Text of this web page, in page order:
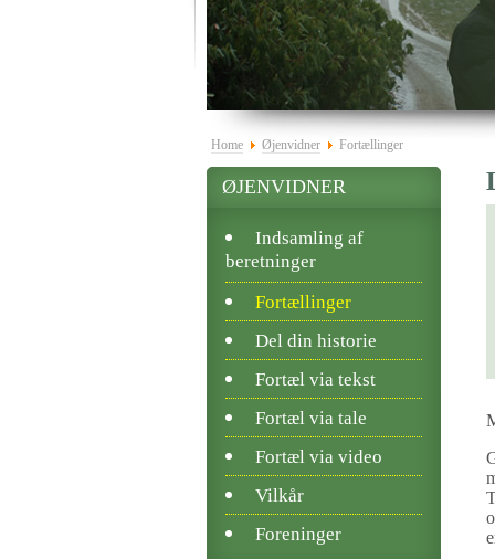
Home Øjenvidner Fortællinger
ØJENVIDNER
Indsamling af
beretninger
Fortællinger
Del din historie
Fortæl via tekst
Fortæl via tale
Fortæl via video
Vilkår
Foreninger